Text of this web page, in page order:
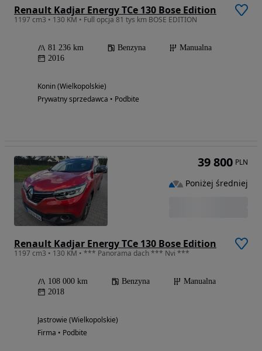
Renault Kadjar Energy TCe 130 Bose Edition
1197 cm3 • 130 KM • Full opcja 81 tys km BOSE EDITION
81 236 km Benzyna
Manualna
2016
Konin (Wielkopolskie)
Prywatny sprzedawca • Podbite
Renault Kadjar Energy TCe 130 Bose Edition
1197 cm3 • 130 KM • *** Panorama dach *** Nvi ***
108 000 km Benzyna
Manualna
2018
Jastrowie (Wielkopolskie)
Firma • Podbite
39 800 PLN
Poniżej średniej